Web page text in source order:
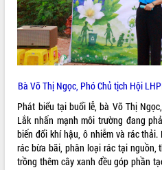
Bà Võ Thị Ngọc, Phó Chủ tịch Hội
Phát biểu tại buổi lễ, bà Võ Thị
Lắk nhấn mạnh môi trường đang
biến đổi khí hậu, ô nhiễm và rác
rác bừa bãi, phân loại rác tại nguồn,
trồng thêm cây xanh đều góp phần